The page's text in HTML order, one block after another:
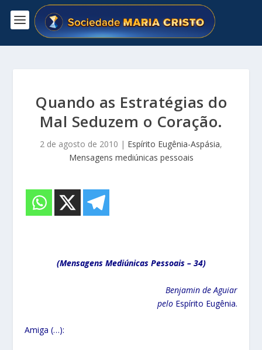
Quando as Estratégias do
Mal Seduzem o Coração.
2 de agosto de 2010 | Espírito Eugênia-Aspásia,
Mensagens mediúnicas pessoais
(Mensagens Mediúnicas Pessoais – 34)
Benjamin de Aguiar
peloEspírito Eugênia.
Amiga (…):